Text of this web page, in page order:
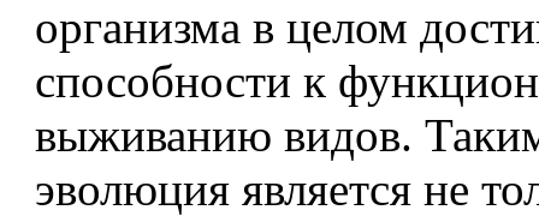
организма в целом
способности к
выживанию видов.
эволюция является не